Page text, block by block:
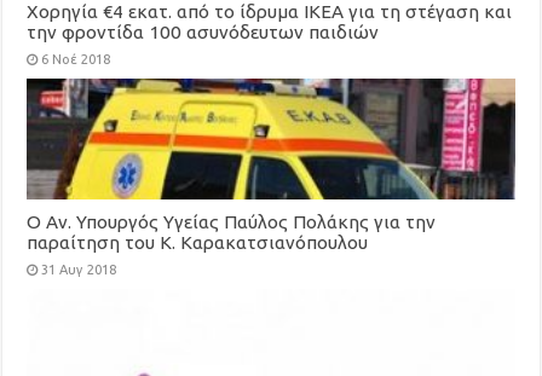
Χορηγία €4 εκατ. από το ίδρυμα ΙΚΕΑ για τη στέγαση και
την φροντίδα 100 ασυνόδευτων παιδιών
6 Νοέ 2018
Ο Αν. Υπουργός Υγείας Παύλος Πολάκης για την
παραίτηση του Κ. Καρακατσιανόπουλου
31 Αυγ 2018